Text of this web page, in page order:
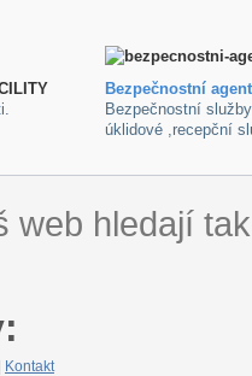
Bezpečnostní
Bezpečnostní
úklidové ,recepční
web hledají
Kontakt